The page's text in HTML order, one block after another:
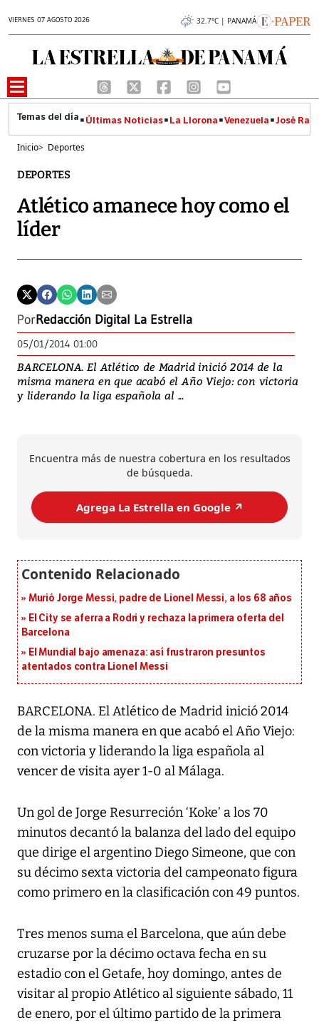
VIERNES 07 AGOSTO 2026 32.7°C | PANAMÁ
Últimas Noticias La Llorona Venezuela José
Inicio> Deportes
DEPORTES
Atlético amanece hoy como el
líder
PorRedacción Digital La Estrella
05/01/2014 01:00
BARCELONA. El Atlético de Madrid inició 2014 de la
misma manera en que acabó el Año Viejo: con victoria
y liderando la liga española al ...
Encuentra más de nuestra cobertura en los resultados
de búsqueda.
Agrega La Estrella en Google ↗️
Murió Jorge Messi, padre de Lionel Messi, a los 68 años
El City se aferra a Rodri y rechaza la primera oferta del
Barcelona
El Mundial bajo amenaza: así frustraron presuntos
atentados contra Lionel Messi
BARCELONA. El Atlético de Madrid inició 2014
de la misma manera en que acabó el Año Viejo:
con victoria y liderando la liga española al
vencer de visita ayer 1-0 al Málaga.
Un gol de Jorge Resurreción ‘Koke’ a los 70
minutos decantó la balanza del lado del equipo
que dirige el argentino Diego Simeone, que con
su décimo sexta victoria del campeonato figura
como primero en la clasificación con 49 puntos.
Tres menos suma el Barcelona, que aún debe
cruzarse por la décimo octava fecha en su
estadio con el Getafe, hoy domingo, antes de
visitar al propio Atlético al siguiente sábado, 11
de enero, por el último partido de la primera